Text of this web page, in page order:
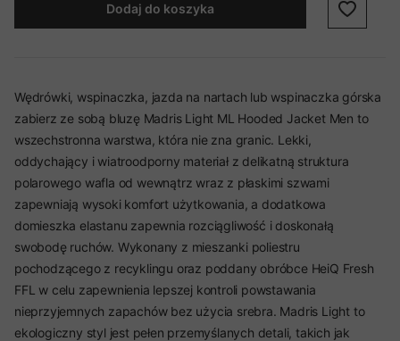
Dodaj do koszyka
Wędrówki, wspinaczka, jazda na nartach lub wspinaczka górska
zabierz ze sobą bluzę Madris Light ML Hooded Jacket Men to
wszechstronna warstwa, która nie zna granic. Lekki,
oddychający i wiatroodporny materiał z delikatną struktura
polarowego wafla od wewnątrz wraz z płaskimi szwami
zapewniają wysoki komfort użytkowania, a dodatkowa
domieszka elastanu zapewnia rozciągliwość i doskonałą
swobodę ruchów. Wykonany z mieszanki poliestru
pochodzącego z recyklingu oraz poddany obróbce HeiQ Fresh
FFL w celu zapewnienia lepszej kontroli powstawania
nieprzyjemnych zapachów bez użycia srebra. Madris Light to
ekologiczny styl jest pełen przemyślanych detali, takich jak